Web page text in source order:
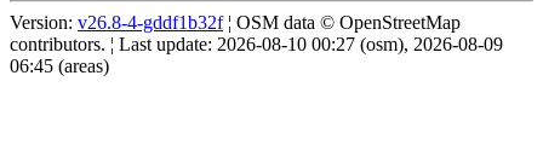
Version: v26.8-4-gddf1b32f¦ OSM data © OpenStreetMap
contributors. ¦ Last update: 2026-08-10 00:27 (osm), 2026-08-09
06:45 (areas)